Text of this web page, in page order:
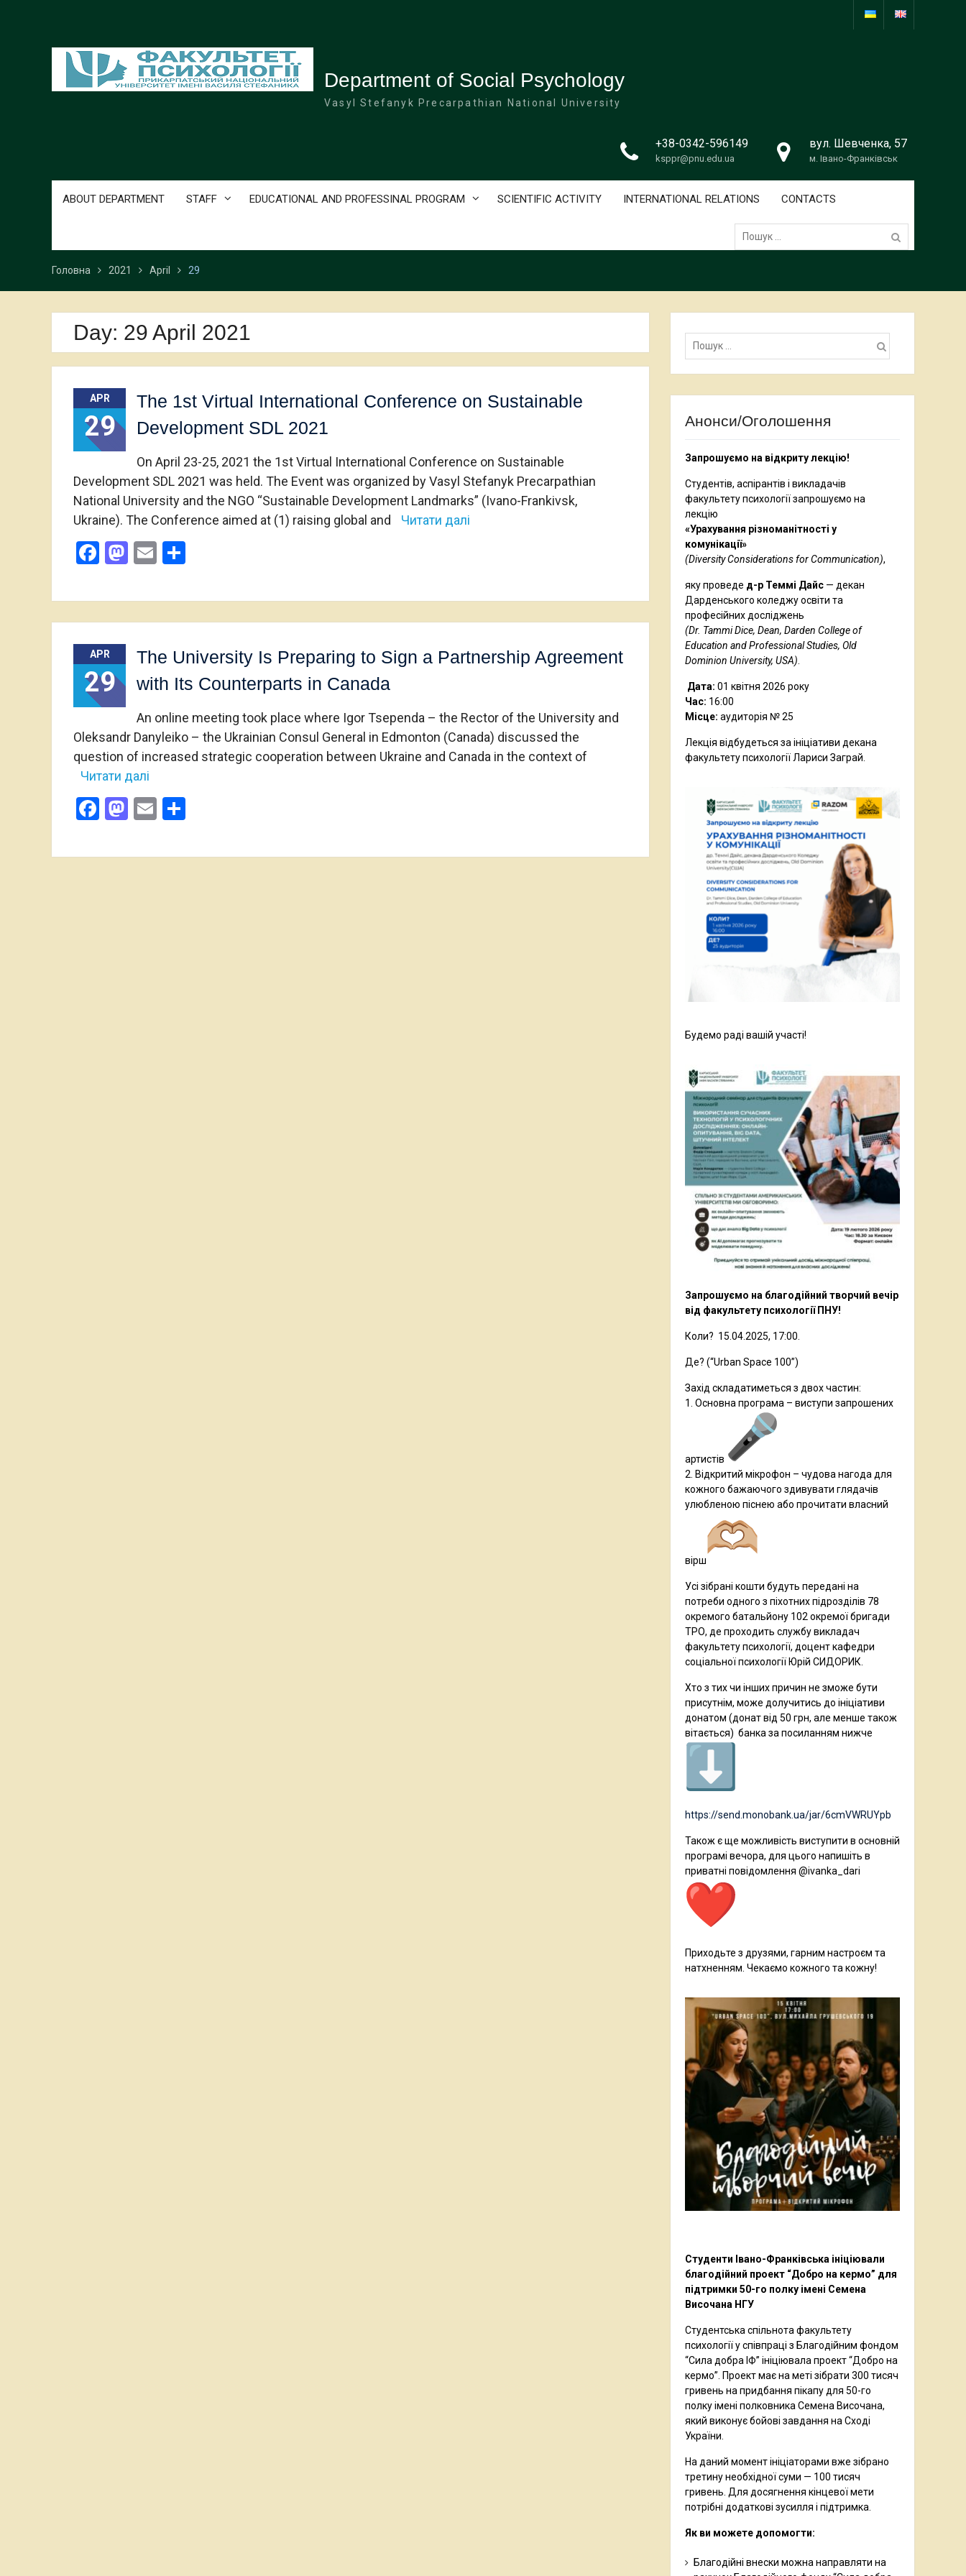
Department of Social Psychology
Vasyl Stefanyk Precarpathian National University
+38-0342-596149
ksppr@pnu.edu.ua
вул. Шевченка, 57
м. Івано-Франківськ
ABOUT DEPARTMENT STAFF EDUCATIONAL AND PROFESSINAL PROGRAM SCIENTIFIC ACTIVITY INTERNATIONAL RELATIONS CONTACTS
Пошук:
Головна 2021 April 29
Day: 29 April 2021
APR
29
The 1st Virtual International Conference on Sustainable
Development SDL 2021
On April 23-25, 2021 the 1st Virtual International Conference on Sustainable
Development SDL 2021 was held. The Event was organized by Vasyl Stefanyk Precarpathian
National University and the NGO “Sustainable Development Landmarks” (Ivano-Frankivsk,
Ukraine). The Conference aimed at (1) raising global and
Читати далі
Facebook
Mastodon
Email
APR
29
The University Is Preparing to Sign a Partnership Agreement
with Its Counterparts in Canada
An online meeting took place where Igor Tsependa – the Rector of the University and
Oleksandr Danyleiko – the Ukrainian Consul General in Edmonton (Canada) discussed the
question of increased strategic cooperation between Ukraine and Canada in the context of
Читати далі
Facebook
Mastodon
Email
Пошук:
Анонси/Оголошення
Запрошуємо на відкриту лекцію!
Студентів, аспірантів і викладачів
факультету психології запрошуємо на
лекцію
«Урахування різноманітності у
комунікації»
(Diversity Considerations for Communication),
яку проведе д-р Теммі Дайс — декан
Дарденського коледжу освіти та
професійних досліджень
(Dr. Tammi Dice, Dean, Darden College of
Education and Professional Studies, Old
Dominion University, USA)
Дата: 01 квітня 2026 року
Час: 16:00
Місце: аудиторія № 25
Лекція відбудеться за ініціативи декана
факультету психології Лариси Заграй.
Будемо раді вашій участі!
Запрошуємо на благодійний творчий вечір
від факультету психології ПНУ!
Коли? 15.04.2025, 17:00.
Де? (“Urban Space 100”)
Захід складатиметься з двох частин:
1. Основна програма – виступи запрошених
артистів
2. Відкритий мікрофон – чудова нагода для
кожного бажаючого здивувати глядачів
улюбленою піснею або прочитати власний
вірш
Усі зібрані кошти будуть передані на
потреби одного з піхотних підрозділів 78
окремого батальйону 102 окремої бригади
ТРО, де проходить службу викладач
факультету психології, доцент кафедри
соціальної психології Юрій СИДОРИК.
Хто з тих чи інших причин не зможе бути
присутнім, може долучитись до ініціативи
донатом (донат від 50 грн, але менше також
вітається) банка за посиланням нижче
https://send.monobank.ua/jar/6cmVWRUYpb
Також є ще можливість виступити в основній
програмі вечора, для цього напишіть в
приватні повідомлення @ivanka_dari
Приходьте з друзями, гарним настроєм та
натхненням. Чекаємо кожного та кожну!
Студенти Івано-Франківська ініціювали
благодійний проект “Добро на кермо” для
підтримки 50-го полку імені Семена
Височана НГУ
Студентська спільнота факультету
психології у співпраці з Благодійним фондом
“Сила добра ІФ” ініціювала проект “Добро на
кермо”. Проект має на меті зібрати 300 тисяч
гривень на придбання пікапу для 50-го
полку імені полковника Семена Височана,
який виконує бойові завдання на Сході
України.
На даний момент ініціаторами вже зібрано
третину необхідної суми — 100 тисяч
гривень. Для досягнення кінцевої мети
потрібні додаткові зусилля і підтримка.
Як ви можете допомогти:
Благодійні внески можна направляти на